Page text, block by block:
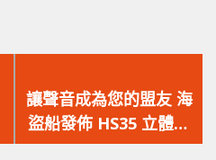
一
篇
文
讓聲音成為您的盟友 海
盜船發佈 HS35 立體聲
遊戲耳機